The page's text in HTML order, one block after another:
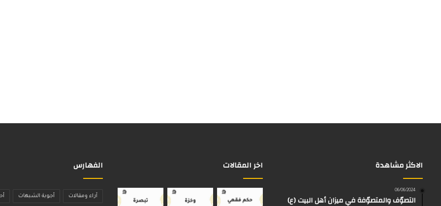
الاكثر مشاهدة
06/06/2024
التصوّف والمتصوّفة في ميزان أهل البيت (ع)
اخر المقالات الفهارس
آراء ومقالات أجوبة الشبهات